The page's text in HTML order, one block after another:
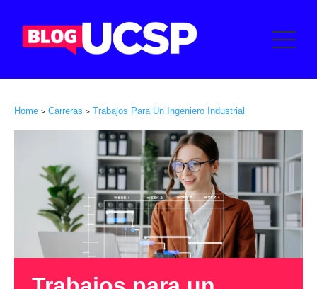
Home > Carreras > Trabajos Para Un Ingeniero Industrial